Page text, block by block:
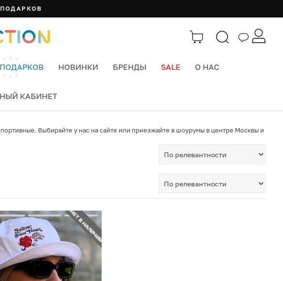
НОВИНКИ БРЕНДЫ SALE О НАС
КАБИНЕТ
Выбирайте у нас на сайте или приезжайте в шоурумы в центре Москвы и
НЕТ В НАЛИЧИИ